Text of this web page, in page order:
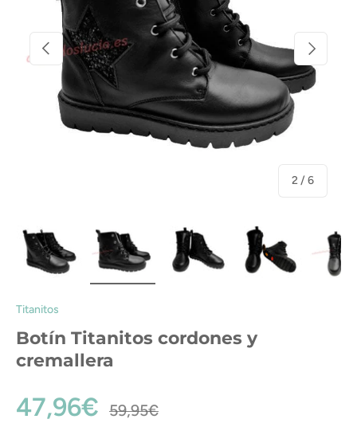
Anterior
2/de
6
Siguiente
Cargar imagen 1 en la vista de galería
Cargar imagen 2 en la vista de galería
Cargar imagen 3 en la vista de
Cargar imagen 4 en
Titanitos
Botín Titanitos cordones y
cremallera
47,96€ 59,95€